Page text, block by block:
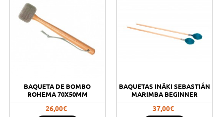
BAQUETA DE BOMBO
ROHEMA 70X50MM
26,00€
BAQUETAS INÃKI SEBASTIÁN
MARIMBA BEGINNER
37,00€